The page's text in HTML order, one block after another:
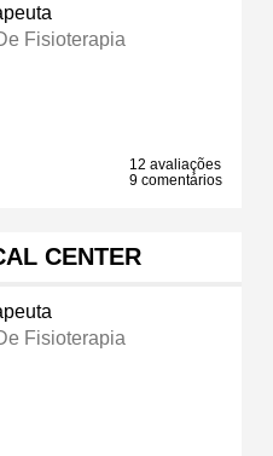
Fisioterapia
12 avaliações
9 comentários
CENTER
Fisioterapia